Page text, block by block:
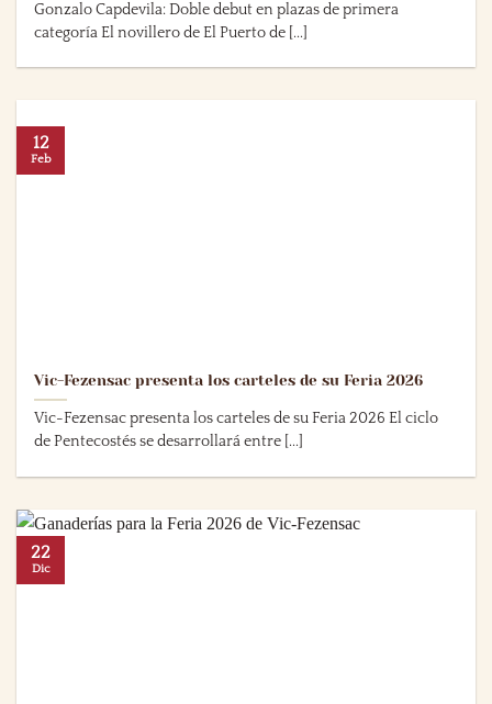
Gonzalo Capdevila: Doble debut en plazas de primera
categoría El novillero de El Puerto de [...]
Vic-Fezensac presenta los carteles de su Feria 2026
Vic-Fezensac presenta los carteles de su Feria 2026 El ciclo
de Pentecostés se desarrollará entre [...]
12
Feb
22
Dic